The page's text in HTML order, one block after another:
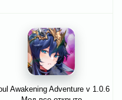
Awakening Adventure v 1.0.6